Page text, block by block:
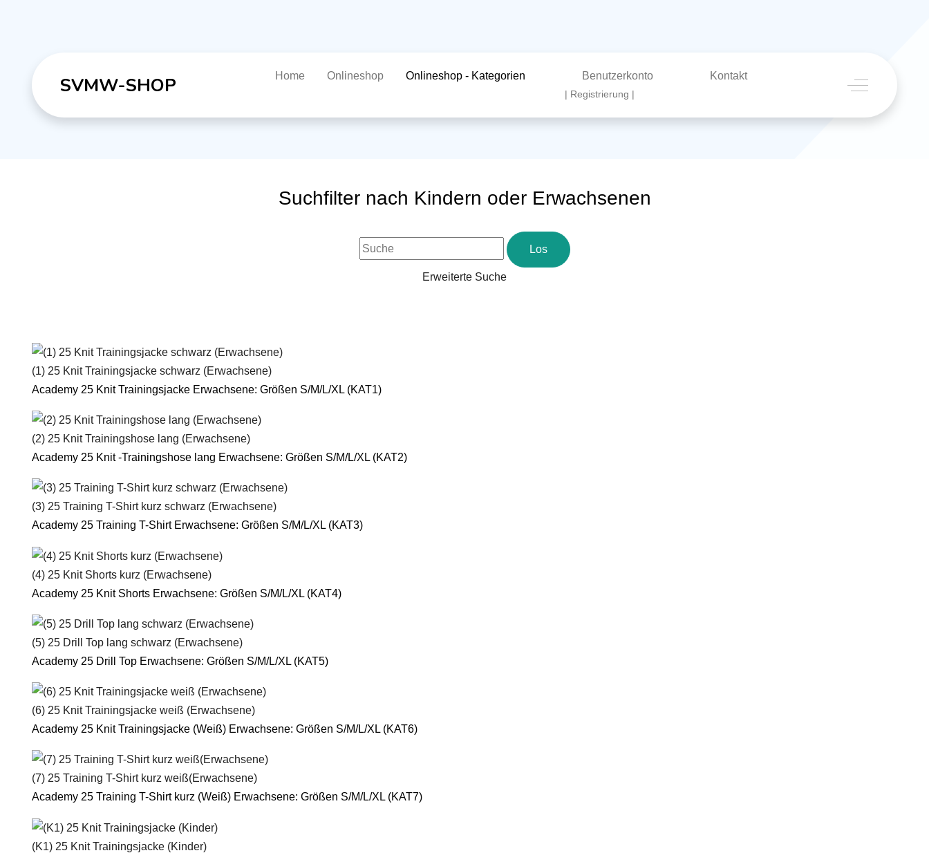
SVMW-SHOP Home Onlineshop Onlineshop - Kategorien Benutzerkonto
| Registrierung |
Kontakt
Off-Canvas
Suchfilter nach Kindern oder Erwachsenen
Erweiterte Suche
(1) 25 Knit Trainingsjacke schwarz (Erwachsene)
Academy 25 Knit Trainingsjacke Erwachsene: Größen S/M/L/XL (KAT1)
(2) 25 Knit Trainingshose lang (Erwachsene)
Academy 25 Knit -Trainingshose lang Erwachsene: Größen S/M/L/XL (KAT2)
(3) 25 Training T-Shirt kurz schwarz (Erwachsene)
Academy 25 Training T-Shirt Erwachsene: Größen S/M/L/XL (KAT3)
(4) 25 Knit Shorts kurz (Erwachsene)
Academy 25 Knit Shorts Erwachsene: Größen S/M/L/XL (KAT4)
(5) 25 Drill Top lang schwarz (Erwachsene)
Academy 25 Drill Top Erwachsene: Größen S/M/L/XL (KAT5)
(6) 25 Knit Trainingsjacke weiß (Erwachsene)
Academy 25 Knit Trainingsjacke (Weiß) Erwachsene: Größen S/M/L/XL (KAT6)
(7) 25 Training T-Shirt kurz weiß(Erwachsene)
Academy 25 Training T-Shirt kurz (Weiß) Erwachsene: Größen S/M/L/XL (KAT7)
(K1) 25 Knit Trainingsjacke (Kinder)